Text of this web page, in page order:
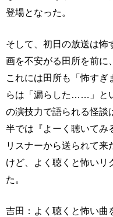
登場となった。
そして、初日の放送は怖
画を不安がる田所を前に
これには田所も「怖す
らは「漏らした……」と
の演技力で語られる怪談
半では『よーく聴いてみ
リスナーから送られて来
けど、よく聴くと怖いリ
た。
吉田：よく聴くと怖い曲